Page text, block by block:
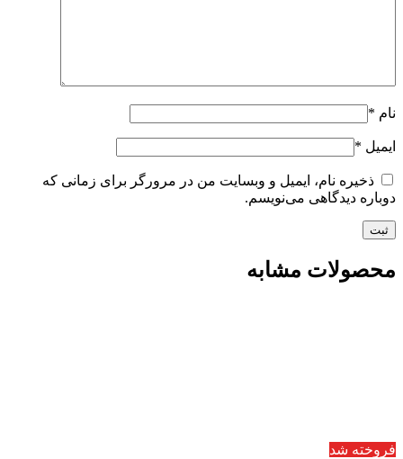
نام *
ایمیل *
ذخیره نام، ایمیل و وبسایت من در مرورگر برای زمانی که
دوباره دیدگاهی می‌نویسم.
محصولات مشابه
فروخته شد